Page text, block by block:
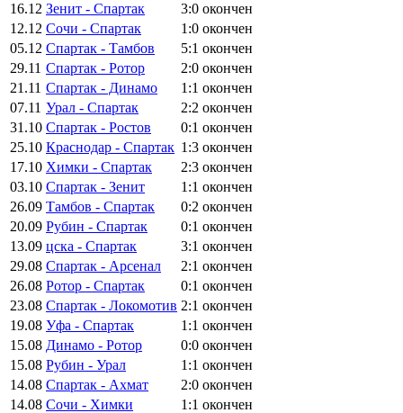
16.12 Зенит - Спартак 3:0 окончен
12.12 Сочи - Спартак 1:0 окончен
05.12 Спартак - Тамбов 5:1 окончен
29.11 Спартак - Ротор 2:0 окончен
21.11 Спартак - Динамо 1:1 окончен
07.11 Урал - Спартак 2:2 окончен
31.10 Спартак - Ростов 0:1 окончен
25.10 Краснодар - Спартак 1:3 окончен
17.10 Химки - Спартак 2:3 окончен
03.10 Спартак - Зенит 1:1 окончен
26.09 Тамбов - Спартак 0:2 окончен
20.09 Рубин - Спартак 0:1 окончен
13.09 цска - Спартак 3:1 окончен
29.08 Спартак - Арсенал 2:1 окончен
26.08 Ротор - Спартак 0:1 окончен
23.08 Спартак - Локомотив 2:1 окончен
19.08 Уфа - Спартак 1:1 окончен
15.08 Динамо - Ротор 0:0 окончен
15.08 Рубин - Урал 1:1 окончен
14.08 Спартак - Ахмат 2:0 окончен
14.08 Сочи - Химки 1:1 окончен